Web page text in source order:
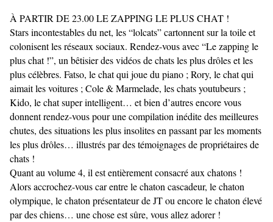
À PARTIR DE 23.00 LE ZAPPING LE PLUS CHAT !
Stars incontestables du net, les “lolcats” cartonnent sur la toile et
colonisent les réseaux sociaux. Rendez-vous avec “Le zapping le
plus chat !”, un bêtisier des vidéos de chats les plus drôles et les
plus célèbres. Fatso, le chat qui joue du piano ; Rory, le chat qui
aimait les voitures ; Cole & Marmelade, les chats youtubeurs ;
Kido, le chat super intelligent… et bien d’autres encore vous
donnent rendez-vous pour une compilation inédite des meilleures
chutes, des situations les plus insolites en passant par les moments
les plus drôles… illustrés par des témoignages de propriétaires de
chats !
Quant au volume 4, il est entièrement consacré aux chatons !
Alors accrochez-vous car entre le chaton cascadeur, le chaton
olympique, le chaton présentateur de JT ou encore le chaton élevé
par des chiens… une chose est sûre, vous allez adorer !